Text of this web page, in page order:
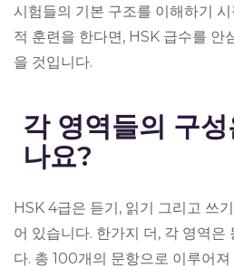
시험들의 기본 구조를 이해하기
적 훈련을 한다면, HSK 급수를 안
을 것입니다.
각 영역들의 구
나요?
HSK 4급은 듣기, 읽기 그리고 쓰
어 있습니다. 한가지 더, 각 영역은
다. 총 100개의 문항으로 이루어